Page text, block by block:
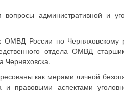
административной и
России по Черняховскому
отдела ОМВД
Черняховска.
как мерами личной
и правовыми аспектами